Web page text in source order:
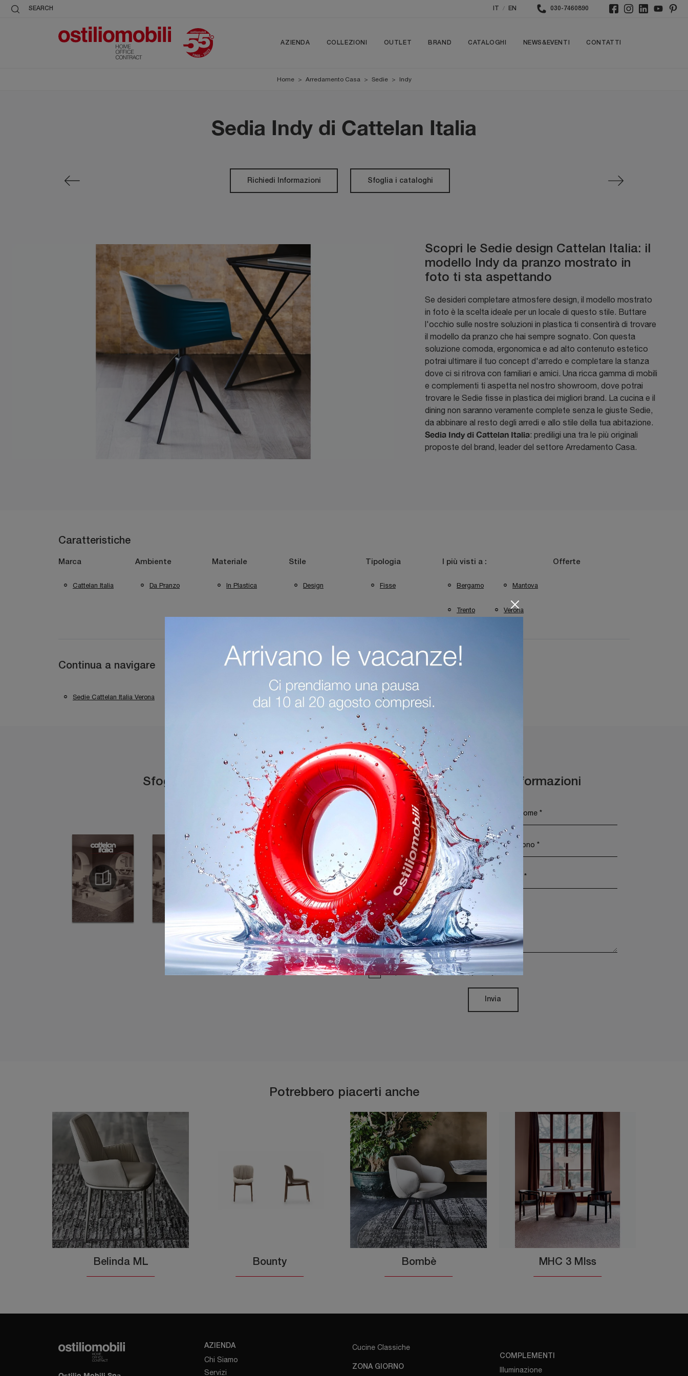
SEARCH / EN 030-7460890
AZIENDA COLLEZIONI OUTLET BRAND CATALOGHI NEWS&EVENTI CONTATTI
Home > Arredamento Casa > Sedie > Indy
Sedia Indy di Cattelan Italia
Richiedi Informazioni Sfoglia i cataloghi
Scopri le Sedie design Cattelan Italia: il
modello Indy da pranzo mostrato in
foto ti sta aspettando
Se desideri completare atmosfere design, il modello mostrato
in foto è la scelta ideale per un locale di questo stile. Buttare
l'occhio sulle nostre soluzioni in plastica ti consentirà di trovare
il modello da pranzo che hai sempre sognato. Con questa
soluzione comoda, ergonomica e ad alto contenuto estetico
potrai ultimare il tuo concept d'arredo e completare la stanza
dove ci si ritrova con familiari e amici. Una ricca gamma di mobili
e complementi ti aspetta nel nostro showroom, dove potrai
trovare le Sedie fisse in plastica dei migliori brand. La cucina e il
dining non saranno veramente complete senza le giuste Sedie,
da abbinare al resto degli arredi e allo stile della tua abitazione.
Sedia Indy di Cattelan Italia: prediligi una tra le più originali
proposte del brand, leader del settore Arredamento Casa.
Caratteristiche
Marca
Cattelan Italia
Ambiente
Da Pranzo
Materiale
In Plastica
Stile
Design
Tipologia
Fisse
I più visti a :
Bergamo Mantova
Trento Verona
Offerte
Continua a navigare
Sedie Cattelan Italia Verona Sedie Cattelan Italia Trento Sedie Cattelan Italia Mantova Sedie Cattelan Italia Bergamo
Sfoglia i cataloghi Richiedi Maggiori Informazioni
Ho preso visione dellaPrivacy Policy
Invia
Potrebbero piacerti anche
Belinda ML Bounty Bombè MHC 3 MIss
AZIENDA
Chi Siamo
Servizi
Cucine Classiche
ZONA GIORNO
COMPLEMENTI
Illuminazione